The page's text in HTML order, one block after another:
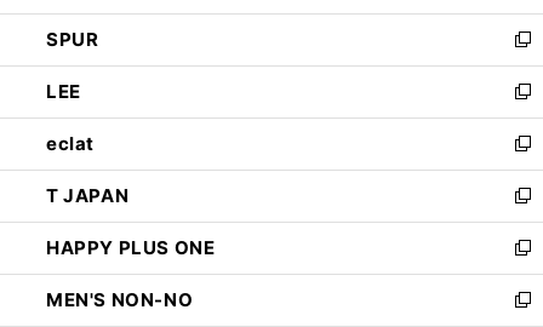
ウ
で
開
く
ン
ド
ウ
で
開
く
ウ
ィ
ン
ド
ウ
で
開
く
し
い
ウ
ィ
ン
ド
ウ
で
開
く
SPUR
新
し
い
ウ
ィ
ン
ド
ウ
で
開
く
LEE
新
し
い
ウ
ィ
ン
ド
ウ
で
eclat
新
し
い
ウ
ィ
ン
ド
T JAPAN
新
し
い
ウ
ィ
HAPPY PLUS ONE
新
し
い
MEN'S NON-NO
新